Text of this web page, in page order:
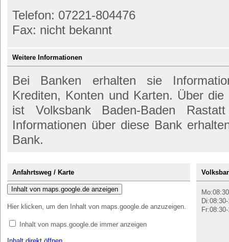
Telefon: 07221-804476
Fax: nicht bekannt
Weitere Informationen
Bei Banken erhalten sie
Krediten, Konten und Karten. Über die
ist Volksbank Baden-Baden
Informationen über diese Bank
Bank.
Anfahrtsweg / Karte
Inhalt von maps.google.de anzeigen
Hier klicken, um den Inhalt von maps.google.de anzuzeigen.
Inhalt von maps.google.de immer anzeigen